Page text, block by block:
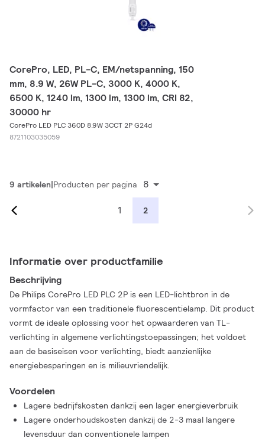
CorePro, LED, PL-C, EM/netspanning, 150
mm, 8.9 W, 26W PL-C, 3000 K, 4000 K,
6500 K, 1240 lm, 1300 lm, 1300 lm, CRI 82,
30000 hr
CorePro LED PLC 360D 8.9W 3CCT 2P G24d
8721103035059
9 artikelen Producten per pagina 8
1 2
Informatie over productfamilie
Beschrijving
De Philips CorePro LED PLC 2P is een LED-lichtbron in de
vormfactor van een traditionele fluorescentielamp. Dit product
vormt de ideale oplossing voor het opwaarderen van TL-
verlichting in algemene verlichtingstoepassingen; het voldoet
aan de basiseisen voor verlichting, biedt aanzienlijke
energiebesparingen en is milieuvriendelijk.
Voordelen
Lagere bedrijfskosten dankzij een lager energieverbruik
Lagere onderhoudskosten dankzij de 2-3 maal langere
levensduur dan conventionele lampen